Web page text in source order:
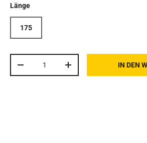
Länge
175
MENGE VERRINGERNMENGE ERHÖHENIN DEN